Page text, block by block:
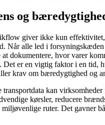
og
giver ikke kun effektivitet,
Når alle led i
at dokumentere, hvor varer
Det er en vigtig faktor i en tid,
krav om bæredygtighed og
transportdata kan virksomheder
kørsler, reducere
ruter. Det gavner